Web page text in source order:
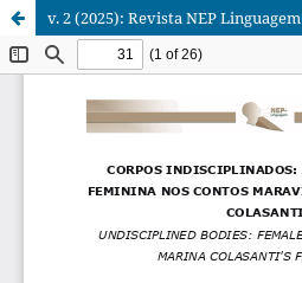
v. 2 (2025): Revista NEP Linguagem